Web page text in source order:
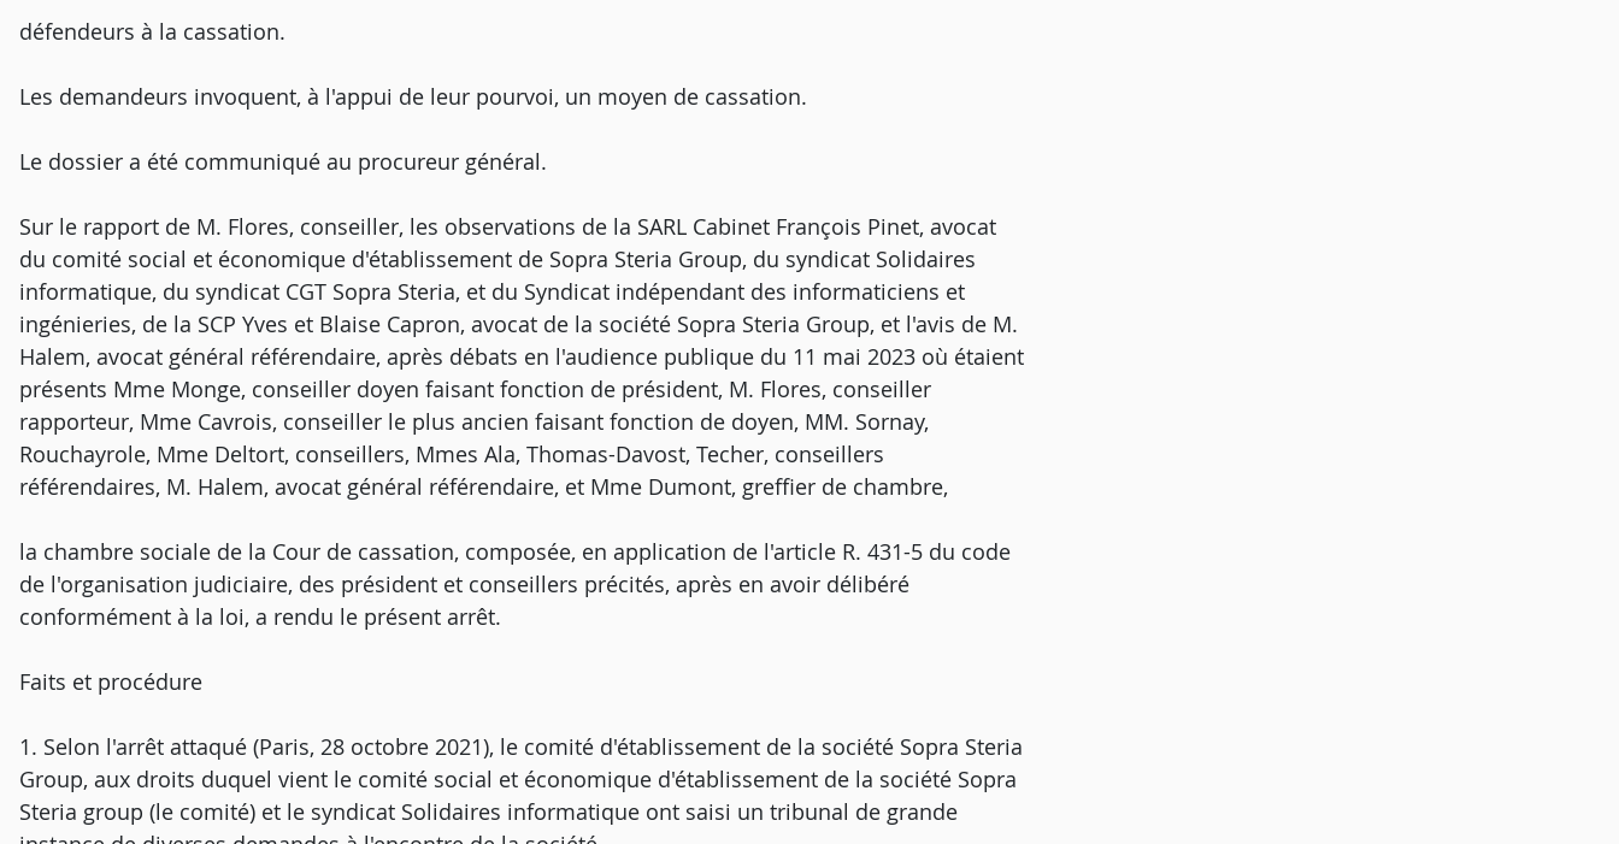
défendeurs à la cassation.
Les demandeurs invoquent, à l'appui de leur pourvoi, un moyen de cassation.
Le dossier a été communiqué au procureur général.
Sur le rapport de M. Flores, conseiller, les observations de la SARL Cabinet François Pinet, avocat
du comité social et économique d'établissement de Sopra Steria Group, du syndicat Solidaires
informatique, du syndicat CGT Sopra Steria, et du Syndicat indépendant des informaticiens et
ingénieries, de la SCP Yves et Blaise Capron, avocat de la société Sopra Steria Group, et l'avis de M.
Halem, avocat général référendaire, après débats en l'audience publique du 11 mai 2023 où étaient
présents Mme Monge, conseiller doyen faisant fonction de président, M. Flores, conseiller
rapporteur, Mme Cavrois, conseiller le plus ancien faisant fonction de doyen, MM. Sornay,
Rouchayrole, Mme Deltort, conseillers, Mmes Ala, Thomas-Davost, Techer, conseillers
référendaires, M. Halem, avocat général référendaire, et Mme Dumont, greffier de chambre,
la chambre sociale de la Cour de cassation, composée, en application de l'article R. 431-5 du code
de l'organisation judiciaire, des président et conseillers précités, après en avoir délibéré
conformément à la loi, a rendu le présent arrêt.
Faits et procédure
1. Selon l'arrêt attaqué (Paris, 28 octobre 2021), le comité d'établissement de la société Sopra Steria
Group, aux droits duquel vient le comité social et économique d'établissement de la société Sopra
Steria group (le comité) et le syndicat Solidaires informatique ont saisi un tribunal de grande